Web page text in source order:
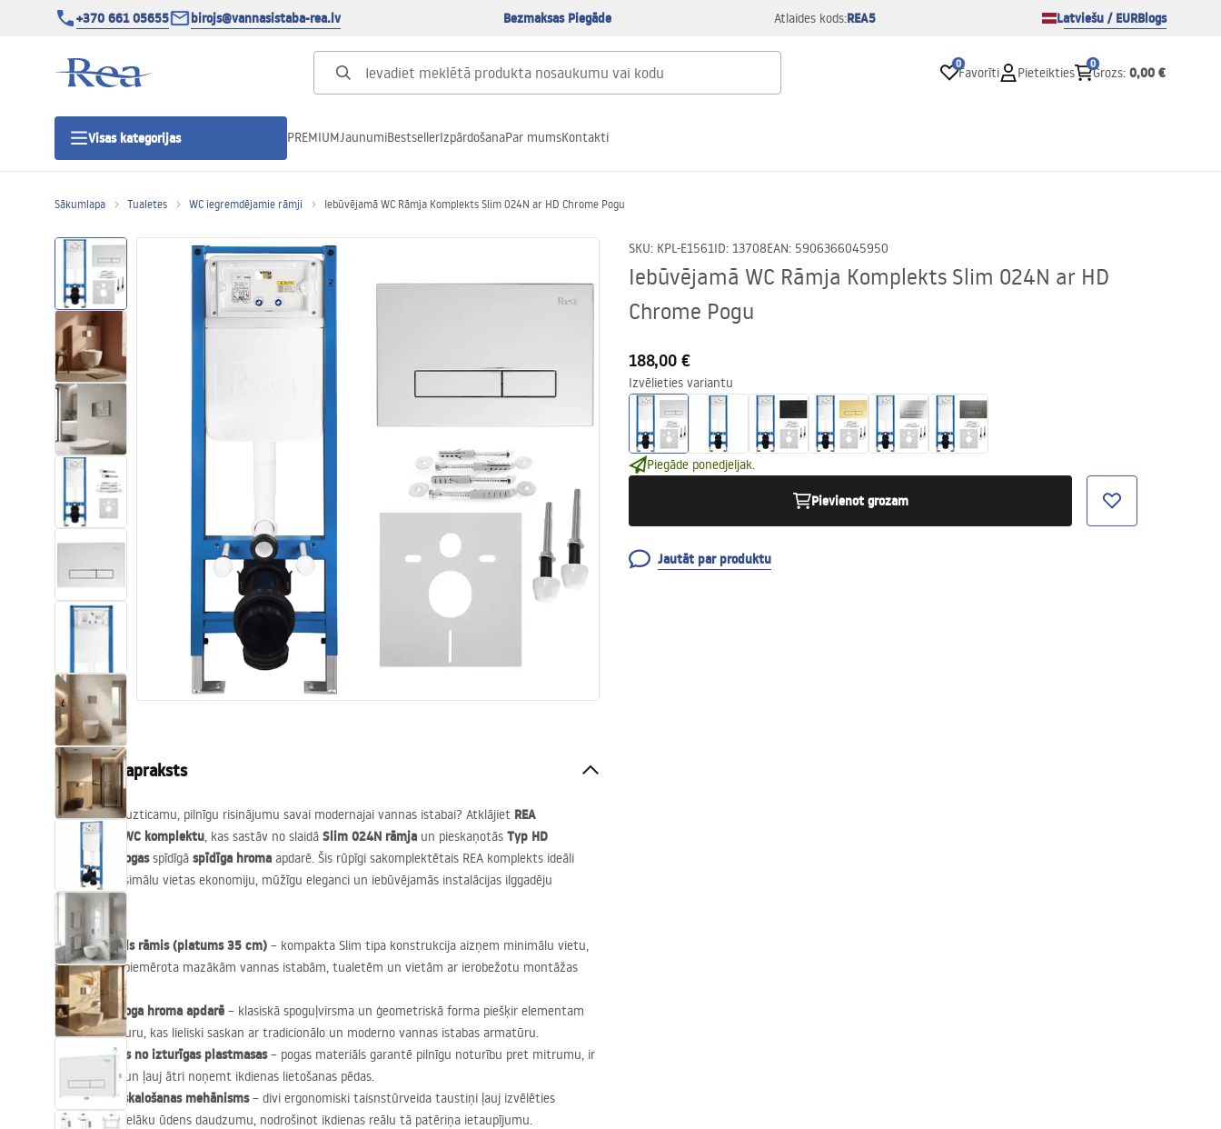
+370 661 05655 birojs@vannasistaba-rea.lv Bezmaksas Piegāde Atlaides kods:REA5 Latviešu / EURBlogs
0
Favorīti Pieteikties
0
Grozs: 0,00 €
Visas kategorijas
Dušas durvis
Vannas istabas dušas paliktņi
Lineāras dušas notekas
Izlietnes
Vannas un ekrāni
Vannas istabas jaucējkrāni
Vannas istabas dušas
Virtuve
Vannas istabas piederumi
PREMIUMJaunumiBestsellerIzpārdošanaPar mumsKontakti
Sākumlapa Tualetes WC iegremdējamie rāmji Iebūvējamā WC Rāmja Komplekts Slim 024N ar HD Chrome Pogu
SKU: KPL-E1561ID: 13708EAN: 5906366045950
Iebūvējamā WC Rāmja Komplekts Slim 024N ar HD
Chrome Pogu
188,00 €
Izvēlieties variantu
Piegāde ponedjeljak.
Pievienot grozam
Jautāt par produktu
Produkta apraksts
Vai meklējat uzticamu, pilnīgu risinājumu savai modernajai vannas istabai? Atklājiet REA
iebūvējamo WC komplektu, kas sastāv no slaidā Slim 024N rāmja un pieskaņotās Typ HD
skalošanas pogasspīdīgā spīdīga hroma apdarē. Šis rūpīgi sakomplektētais REA komplekts ideāli
apvieno maksimālu vietas ekonomiju, mūžīgu eleganci un iebūvējamās instalācijas ilggadēju
izturību.
Īpaši slaids rāmis (platums 35 cm) – kompakta Slim tipa konstrukcija aizņem minimālu vietu,
tāpēc lieliski piemērota mazākām vannas istabām, tualetēm un vietām ar ierobežotu montāžas
telpu.
Typ HD poga hroma apdarē – klasiskā spoguļvirsma un ģeometriskā forma piešķir elementam
greznu raksturu, kas lieliski saskan ar tradicionālo un moderno vannas istabas armatūru.
Izgatavots no izturīgas plastmasas– pogas materiāls garantē pilnīgu noturību pret mitrumu, ir
viegli tīrāms un ļauj ātri noņemt ikdienas lietošanas pēdas.
Divkāršs skalošanas mehānisms– divi ergonomiski taisnstūrveida taustiņi ļauj izvēlēties
mazāku vai lielāku ūdens daudzumu, nodrošinot ikdienas reālu tā patēriņa ietaupījumu.